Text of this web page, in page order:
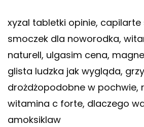
xyzal tabletki opinie, capilarte
smoczek dla noworodka,
naturell, ulgasim cena,
glista ludzka jak wygląda,
drożdżopodobne w pochwie,
witamina c forte, dlaczego
amoksiklaw